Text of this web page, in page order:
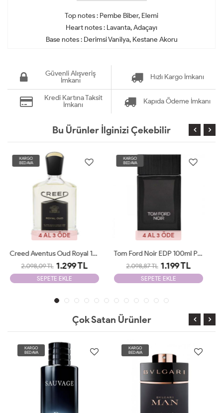
Top notes : Pembe Biber, Elemi
Heart notes : Lavanta, Adaçayı
Base notes : Derimsi Vanilya, Kestane Akoru
Güvenli Alışveriş
İmkanı
Hızlı Kargo İmkanı
Kredi Kartına Taksit
İmkanı
Kapıda Ödeme İmkanı
Bu Ürünler İlginizi Çekebilir
KARGO
BEDAVA
4 AL 3 ÖDE
2.098,87 TL 1.199 TL
SEPETE EKLE
KARGO
BEDAVA
4 AL 3 ÖDE
Jean Paul Gaultier X-MAS Edition 125 Ml Parfüm Man Tester
2.098,87 TL 1.199 TL
SEPETE EKLE
Çok Satan Ürünler
KARGO
BEDAVA
KARGO
BEDAVA